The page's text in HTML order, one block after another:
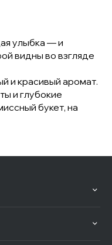
улыбка — и
видны во взгляде
и красивый аромат.
и глубокие
букет, на